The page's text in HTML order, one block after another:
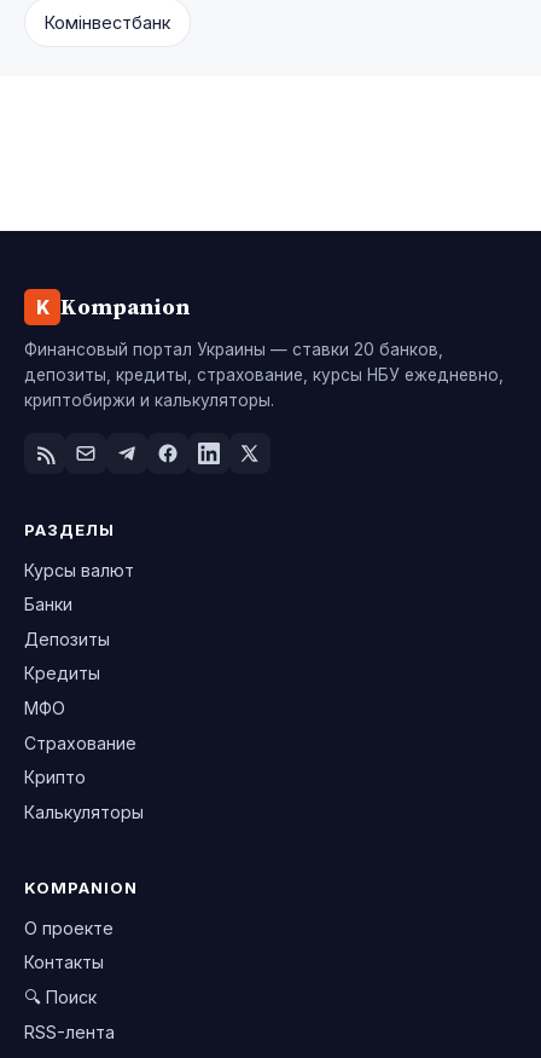
Комінвестбанк
K Kompanion
Финансовый портал Украины — ставки 20 банков,
депозиты, кредиты, страхование, курсы НБУ ежедневно,
криптобиржи и калькуляторы.
РАЗДЕЛЫ
Курсы валют
Банки
Депозиты
Кредиты
МФО
Страхование
Крипто
Калькуляторы
KOMPANION
О проекте
Контакты
🔍 Поиск
RSS-лента